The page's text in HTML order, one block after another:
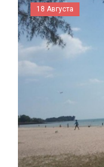
18 Августа